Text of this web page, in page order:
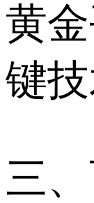
黄
键
三